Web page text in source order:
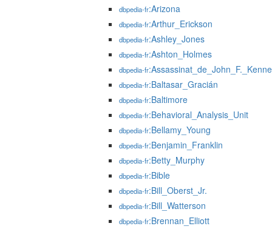
dbpedia-fr:Arizona
dbpedia-fr:Arthur_Erickson
dbpedia-fr:Ashley_Jones
dbpedia-fr:Ashton_Holmes
dbpedia-fr
dbpedia-fr:Baltasar_Gracián
dbpedia-fr:Baltimore
dbpedia-fr:Behavioral_Analysis_Unit
dbpedia-fr:Bellamy_Young
dbpedia-fr:Benjamin_Franklin
dbpedia-fr:Betty_Murphy
dbpedia-fr:Bible
dbpedia-fr:Bill_Oberst_Jr.
dbpedia-fr:Bill_Watterson
dbpedia-fr:Brennan_Elliott